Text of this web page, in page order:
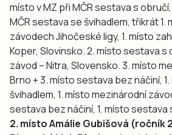
místo v MZ při MČR sestava s
MČR sestava se švihadlem, třikrát 1.
závodech Jihočeské ligy, 1. místo
Koper, Slovinsko. 2. místo sestava s
závod – Nitra, Slovensko. 3. místo
Brno + 3. místo sestava bez náčiní,
švihadlem, 1. místo mezinárodní
sestava bez náčiní, 1. místo sestava
2. místo Amálie Gubišová (ročník